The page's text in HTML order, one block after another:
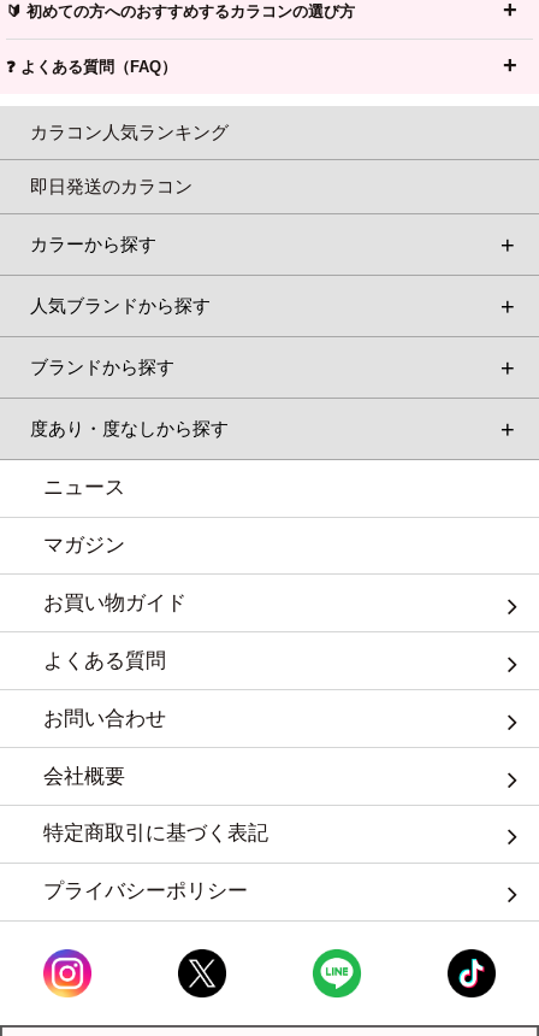
🔰 初めての方へのおすすめするカラコンの選び方
❓ よくある質問（FAQ）
カラコン人気ランキング
即日発送のカラコン
カラーから探す
人気ブランドから探す
ブランドから探す
度あり・度なしから探す
ニュース
マガジン
お買い物ガイド
よくある質問
お問い合わせ
会社概要
特定商取引に基づく表記
プライバシーポリシー